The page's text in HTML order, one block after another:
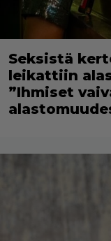
Seksistä
leikattiin
”Ihmiset